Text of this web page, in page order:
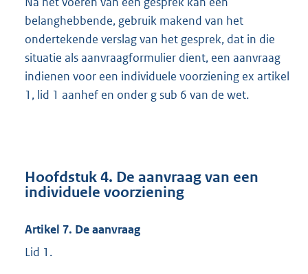
belanghebbende, gebruik makend van het
ondertekende verslag van het gesprek, dat in die
situatie als aanvraagformulier dient, een aanvraag
indienen voor een individuele voorziening ex artikel
1, lid 1 aanhef en onder g sub 6 van de wet.
Hoofdstuk 4. De aanvraag van een
individuele voorziening
Artikel 7. De aanvraag
Lid 1.